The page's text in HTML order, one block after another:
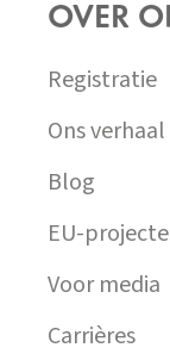
OVER
Registratie
Ons verhaal
Blog
EU-
Voor media
Carrières